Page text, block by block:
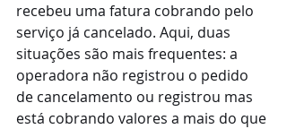
recebeu uma fatura cobrando pelo
serviço já cancelado. Aqui, duas
situações são mais frequentes: a
operadora não registrou o pedido
de cancelamento ou registrou mas
está cobrando valores a mais do que